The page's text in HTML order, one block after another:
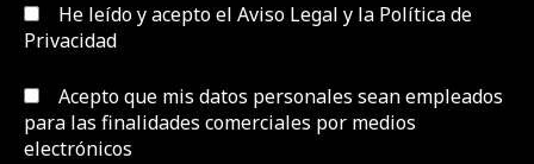
He leído y acepto el Aviso Legal y la Política de
Privacidad
Acepto que mis datos personales sean empleados
para las finalidades comerciales por medios
electrónicos